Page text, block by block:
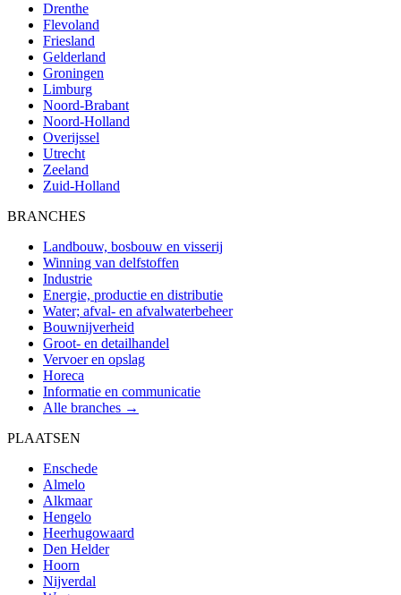
Drenthe
Flevoland
Friesland
Gelderland
Groningen
Limburg
Noord-Brabant
Noord-Holland
Overijssel
Utrecht
Zeeland
Zuid-Holland
BRANCHES
Landbouw, bosbouw en visserij
Winning van delfstoffen
Industrie
Energie, productie en distributie
Water; afval- en afvalwaterbeheer
Bouwnijverheid
Groot- en detailhandel
Vervoer en opslag
Horeca
Informatie en communicatie
Alle branches →
PLAATSEN
Enschede
Almelo
Alkmaar
Hengelo
Heerhugowaard
Den Helder
Hoorn
Nijverdal